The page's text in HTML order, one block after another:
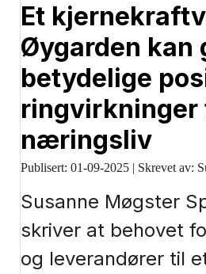
Et
Øygarden kan
betydelige
ringvirkninger
næringsliv
Publisert: 01-09-2025 | Skrevet av:
Susanne Møgster
skriver at behovet
og leverandører til